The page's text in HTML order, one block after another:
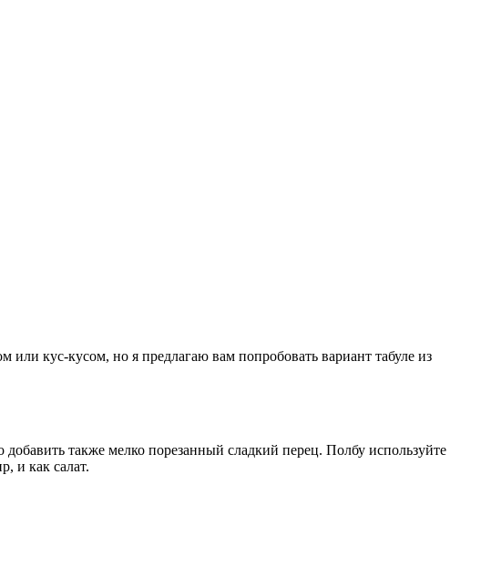
кус-кусом, но я предлагаю вам попробовать вариант табуле из
также мелко порезанный сладкий перец. Полбу используйте
и как салат.